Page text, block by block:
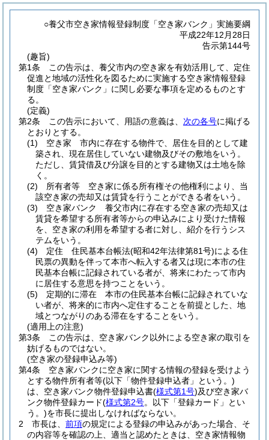
○養父市空き家情報登録制度「空き家バンク」実施要綱
平成22年12月28日
告示第144号
(趣旨)
第1条
この告示は、養父市内の空き家を有効活用して、定住
促進と地域の活性化を図るために実施する空き家情報登録
制度「空き家バンク」に関し必要な事項を定めるものとす
る。
(定義)
第2条
この告示において、用語の意義は、 次の各号に掲げる
とおりとする。
(1)
空き家 市内に存在する物件で、居住を目的として建
築され、現在居住していない建物及びその敷地をいう。
ただし、賃貸借及び分譲を目的とする建物又は土地を除
く。
(2)
所有者等 空き家に係る所有権その他権利により、当
該空き家の売却又は賃貸を行うことができる者をいう。
(3)
空き家バンク 養父市内に存在する空き家の売却又は
賃貸を希望する所有者等からの申込みにより受けた情報
を、空き家の利用を希望する者に対し、紹介を行うシス
テムをいう。
(4)
定住 住民基本台帳法(昭和42年法律第81号)による住
民票の異動を伴って本市へ転入する者又は現に本市の住
民基本台帳に記録されている者が、将来にわたって市内
に居住する意思を持つことをいう。
(5)
定期的に滞在 本市の住民基本台帳に記録されていな
い者が、将来的に市内へ定住することを前提とした、地
域とつながりのある滞在をすることをいう。
(適用上の注意)
第3条
この告示は、空き家バンク以外による空き家の取引を
妨げるものではない。
(空き家の登録申込み等)
第4条
空き家バンクに空き家に関する情報の登録を受けよう
とする物件所有者等(以下「物件登録申込者」という。)
は、空き家バンク物件登録申込書(様式第1号)及び空き家バ
ンク物件登録カード(様式第2号。以下「登録カード」とい
う。)を市長に提出しなければならない。
2
市長は、 前項の規定による登録の申込みがあった場合、そ
の内容等を確認の上、適当と認めたときは、空き家情報物